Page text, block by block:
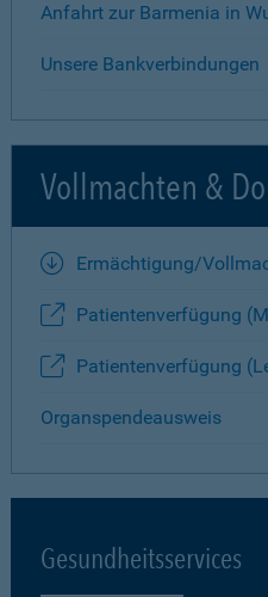
Anfahrt zur Barmenia in
Unsere Bankverbindungen
Vollmachten &
Ermächtigung/
Patientenverfügung
Patientenverfügung
Organspendeausweis
Gesundheitsservices